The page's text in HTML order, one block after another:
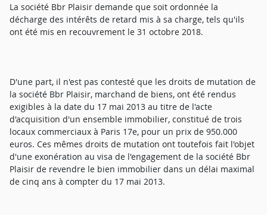
La société Bbr Plaisir demande que soit ordonnée la
décharge des intérêts de retard mis à sa charge, tels qu'ils
ont été mis en recouvrement le 31 octobre 2018.
D'une part, il n'est pas contesté que les droits de mutation de
la société Bbr Plaisir, marchand de biens, ont été rendus
exigibles à la date du 17 mai 2013 au titre de l'acte
d'acquisition d'un ensemble immobilier, constitué de trois
locaux commerciaux à Paris 17e, pour un prix de 950.000
euros. Ces mêmes droits de mutation ont toutefois fait l'objet
d'une exonération au visa de l'engagement de la société Bbr
Plaisir de revendre le bien immobilier dans un délai maximal
de cinq ans à compter du 17 mai 2013.